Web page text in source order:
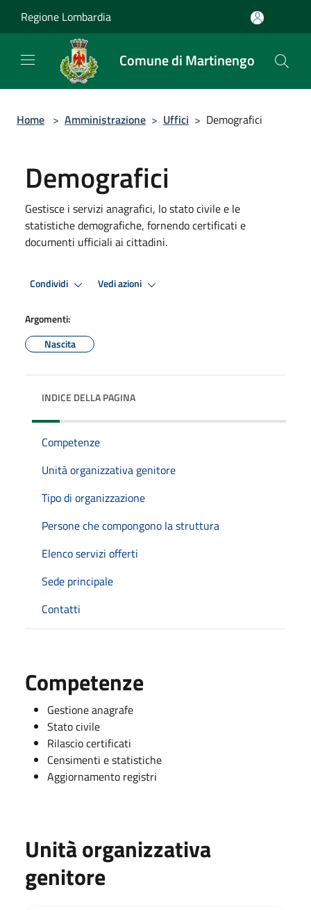
Regione Lombardia
Comune di Martinengo
Home > Amministrazione > Uffici > Demografici
Demografici
Gestisce i servizi anagrafici, lo stato civile e le
statistiche demografiche, fornendo certificati e
documenti ufficiali ai cittadini.
Condividi Vedi azioni
Argomenti:
Nascita
INDICE DELLA PAGINA
Competenze
Unità organizzativa genitore
Tipo di organizzazione
Persone che compongono la struttura
Elenco servizi offerti
Sede principale
Contatti
Competenze
Gestione anagrafe
Stato civile
Rilascio certificati
Censimenti e statistiche
Aggiornamento registri
Unità organizzativa
genitore